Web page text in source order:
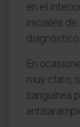
en el
iniciales
En
muy claro,
sanguínea